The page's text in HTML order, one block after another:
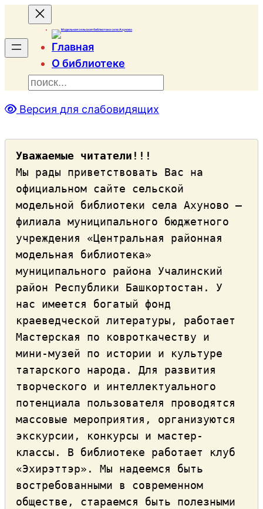
Главная
О библиотеке
П
с
Версия для слабовидящих
Уважаемые читатели!!!
Мы рады приветствовать Вас на
официальном сайте сельской
модельной библиотеки села Ахуново –
филиала муниципального бюджетного
учреждения «Центральная районная
модельная библиотека»
муниципального района Учалинский
район Республики Башкортостан. У
нас имеется богатый фонд
краеведческой литературы, работает
Мастерская по ковроткачеству и
мини-музей по истории и культуре
татарского народа. Для развития
творческого и интеллектуального
потенциала пользователя проводятся
массовые мероприятия, организуются
экскурсии, конкурсы и мастер-
классы. В библиотеке работает клуб
«Эхирэттэр». Мы надеемся быть
востребованными в современном
обществе, стараемся быть полезными